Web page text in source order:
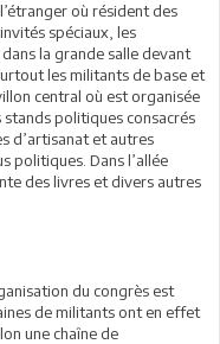
où résident des
spéciaux, les
la grande salle devant
les militants de base et
central où est organisée
politiques consacrés
d’artisanat et autres
politiques. Dans l’allée
des livres et divers autres
du congrès est
de militants ont en effet
une chaîne de